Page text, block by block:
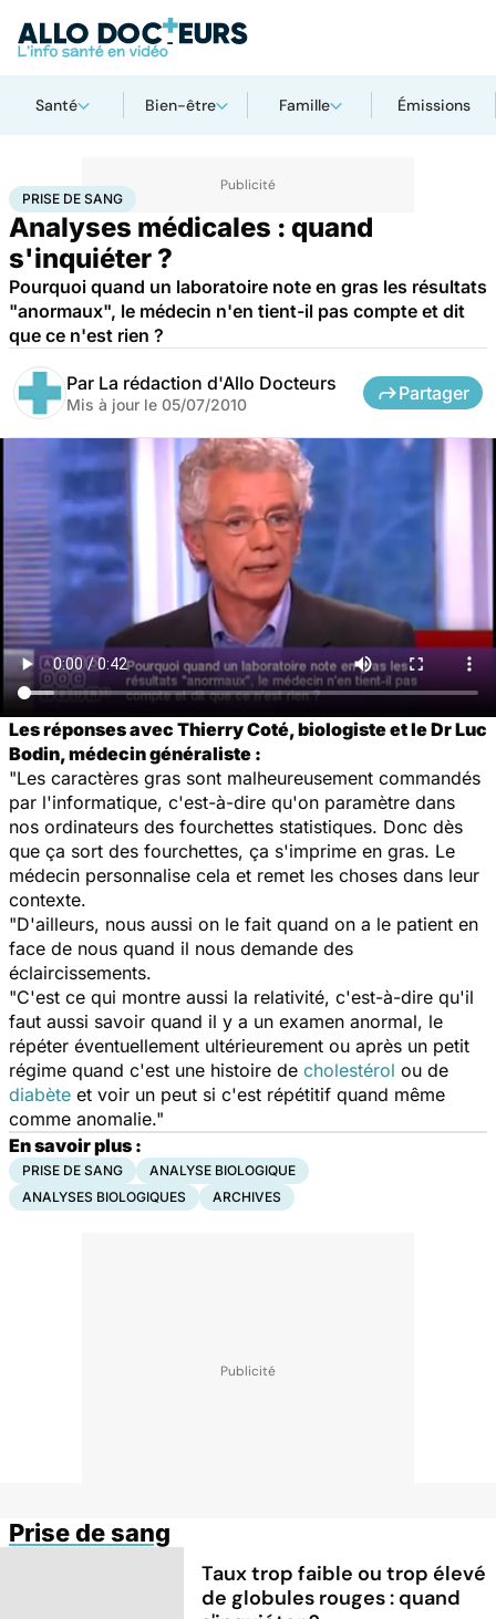
Santé Bien-être Famille Émissions
Accueil SantéPrise de sang
PRISE DE SANG
Analyses médicales : quand
s'inquiéter ?
Pourquoi quand un laboratoire note en gras les résultats
"anormaux", le médecin n'en tient-il pas compte et dit
que ce n'est rien ?
Par La rédaction d'Allo Docteurs
Mis à jour le 05/07/2010
Partager
Les réponses avec Thierry Coté, biologiste et le Dr Luc
Bodin, médecin généraliste :
"Les caractères gras sont malheureusement commandés
par l'informatique, c'est-à-dire qu'on paramètre dans
nos ordinateurs des fourchettes statistiques. Donc dès
que ça sort des fourchettes, ça s'imprime en gras. Le
médecin personnalise cela et remet les choses dans leur
contexte.
"D'ailleurs, nous aussi on le fait quand on a le patient en
face de nous quand il nous demande des
éclaircissements.
"C'est ce qui montre aussi la relativité, c'est-à-dire qu'il
faut aussi savoir quand il y a un examen anormal, le
répéter éventuellement ultérieurement ou après un petit
régime quand c'est une histoire de cholestérol ou de
diabète et voir un peut si c'est répétitif quand même
comme anomalie."
En savoir plus :
PRISE DE SANG
ANALYSE BIOLOGIQUE
ANALYSES BIOLOGIQUES
ARCHIVES
Prise de sang
Taux trop faible ou trop élevé
de globules rouges : quand